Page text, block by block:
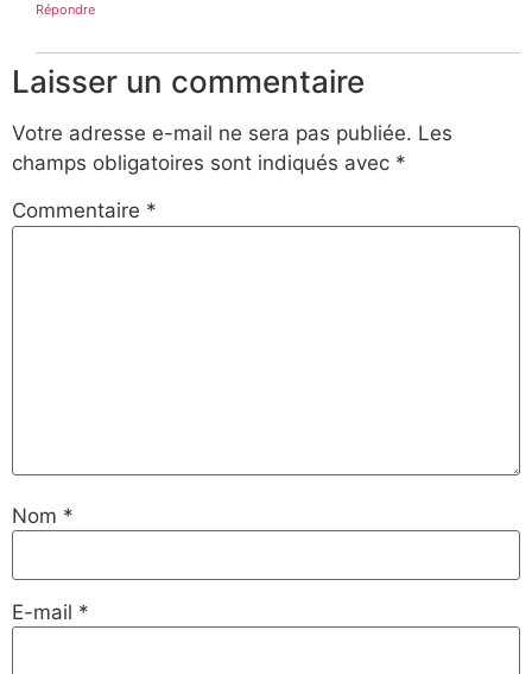
Répondre
Laisser un commentaire
Votre adresse e-mail ne sera pas publiée. Les
champs obligatoires sont indiqués avec *
Commentaire *
Nom *
E-mail *